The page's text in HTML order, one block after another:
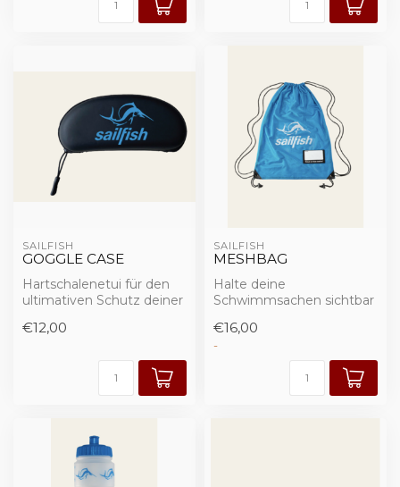
SAILFISH
GOGGLE CASE
Hartschalenetui für den
ultimativen Schutz deiner
der U...
€12,00
SAILFISH
MESHBAG
Halte deine
Schwimmsachen sichtbar
Bag sorgt für einfache...
€16,00
-